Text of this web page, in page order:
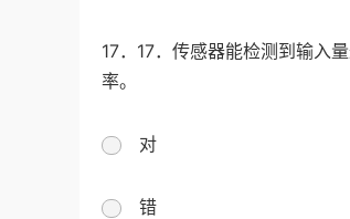
17．17．传感器能检测到输入
率。
对
错